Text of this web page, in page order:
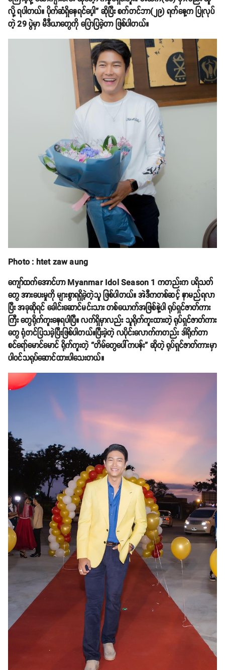
လို့ ရပါတယ်။ ပိုက်ဆံရှိနေရင်ပေ့ါ” ဆိုပြီး စက်တင်ဘာ(၂၉) ရက်နေ့က ပြုလုပ်
တဲ့ 29 ပွဲမှာ မီဒီယာတွေကို ပြောပြခဲ့တာ ဖြစ်ပါတယ်။
Photo : htet zaw aung
ကျော်ထက်အောင်ဟာ Myanmar Idol Season 1 ကတည်းက ပရိသတ်
တွေ အားပေးမှုကို များစွာရရှိခဲ့တဲ့သူ ဖြစ်ပါတယ်။ အဲဒီကတစ်ဆင့် နာမည်ရလာ
ပြီး အခုဆိုရင် ခေါင်းဆောင်မင်းသား တစ်ယောက်အဖြစ်နဲ့ပါ ရုပ်ရှင်ဇာတ်ကား
ကြီး တွေရိုက်ကူးနေရပါပြီ။ လက်ရှိမှာလည်း သူရိုက်ကူးထားတဲ့ ရုပ်ရှင်ဇာတ်ကား
တွေ ရုံတင်ပြသခဲ့ပြီးဖြစ်ပါတယ်။ပြီးခဲ့တဲ့ လပိုင်းလောက်ကတည်း ဒါရိုက်တာ
စင်ရော်မောင်မောင် ရိုက်ကူးတဲ့ “တိမ်တွေပေါ်ကပန်း” ဆိုတဲ့ ရုပ်ရှင်ဇာတ်ကားမှာ
ပါဝင်သရုပ်ဆောင်ထားပါသေးတယ်။